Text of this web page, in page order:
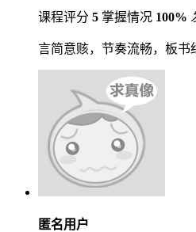
课程评分 5 掌握情况 100%
言简意赅，节奏流畅，板书
匿名用户